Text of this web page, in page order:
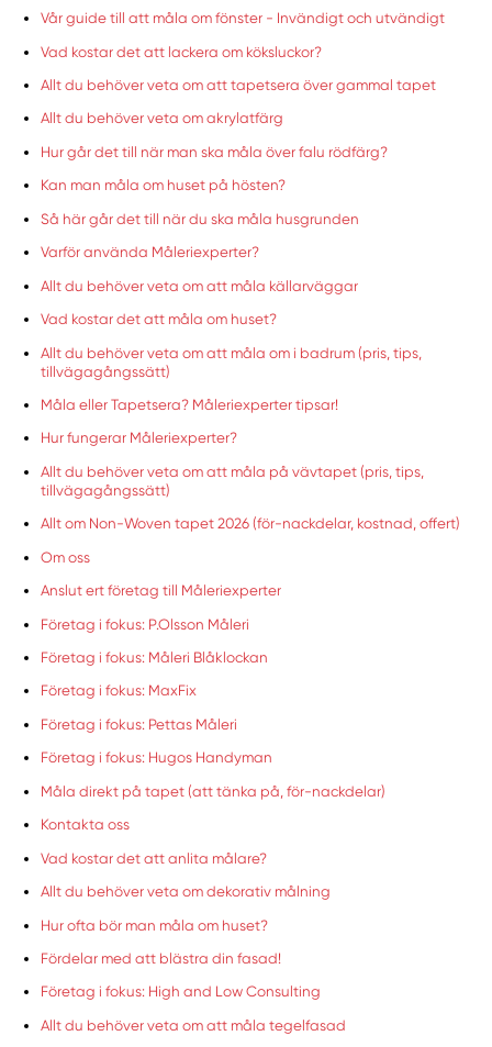
Vår guide till att måla om fönster - Invändigt och utvändigt
Vad kostar det att lackera om köksluckor?
Allt du behöver veta om att tapetsera över gammal tapet
Allt du behöver veta om akrylatfärg
Hur går det till när man ska måla över falu rödfärg?
Kan man måla om huset på hösten?
Så här går det till när du ska måla husgrunden
Varför använda Måleriexperter?
Allt du behöver veta om att måla källarväggar
Vad kostar det att måla om huset?
Allt du behöver veta om att måla om i badrum (pris, tips,
tillvägagångssätt)
Måla eller Tapetsera? Måleriexperter tipsar!
Hur fungerar Måleriexperter?
Allt du behöver veta om att måla på vävtapet (pris, tips,
tillvägagångssätt)
Allt om Non-Woven tapet 2026 (för-nackdelar, kostnad, offert)
Om oss
Anslut ert företag till Måleriexperter
Företag i fokus: P.Olsson Måleri
Företag i fokus: Måleri Blåklockan
Företag i fokus: MaxFix
Företag i fokus: Pettas Måleri
Företag i fokus: Hugos Handyman
Måla direkt på tapet (att tänka på, för-nackdelar)
Kontakta oss
Vad kostar det att anlita målare?
Allt du behöver veta om dekorativ målning
Hur ofta bör man måla om huset?
Fördelar med att blästra din fasad!
Företag i fokus: High and Low Consulting
Allt du behöver veta om att måla tegelfasad